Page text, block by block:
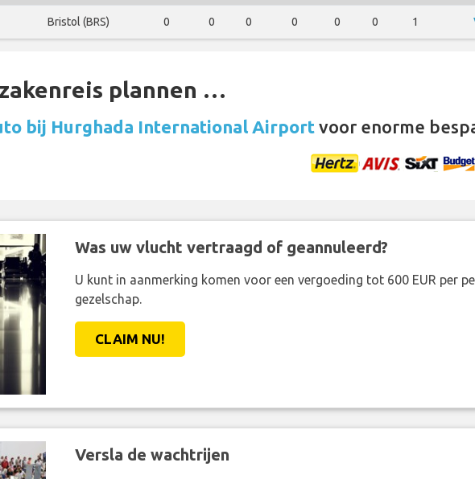
Bristol (BRS) 0 0 0 0 0 0 1
plannen …
bij Hurghada International Airport voor enorme
Was uw vlucht vertraagd of geannuleerd?
U kunt in aanmerking komen voor een vergoeding tot 600 EUR per
gezelschap.
CLAIM NU!
Versla de wachtrijen